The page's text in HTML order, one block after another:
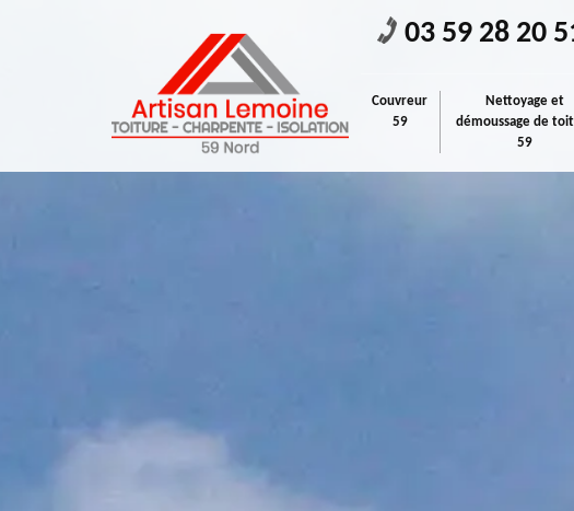
03 59 28 20
Couvreur
59
Nettoyage et
démoussage de
59